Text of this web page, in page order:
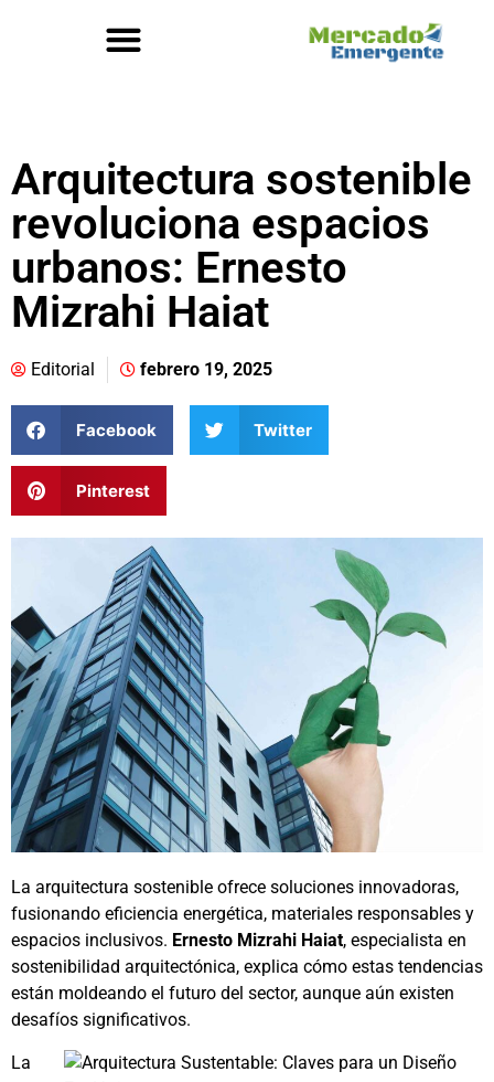
Arquitectura sostenible
revoluciona espacios
urbanos: Ernesto
Mizrahi Haiat
Editorial febrero 19, 2025
Facebook Twitter
Pinterest
La arquitectura sostenible ofrece soluciones innovadoras,
fusionando eficiencia energética, materiales responsables y
espacios inclusivos. Ernesto Mizrahi Haiat, especialista en
sostenibilidad arquitectónica, explica cómo estas tendencias
están moldeando el futuro del sector, aunque aún existen
desafíos significativos.
La